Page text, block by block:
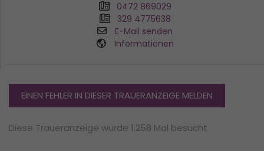
0472 869029
329 4775638
E-Mail senden
Informationen
EINEN FEHLER IN DIESER TRAUERANZEIGE MELDEN
Diese Traueranzeige wurde 1.258 Mal besucht